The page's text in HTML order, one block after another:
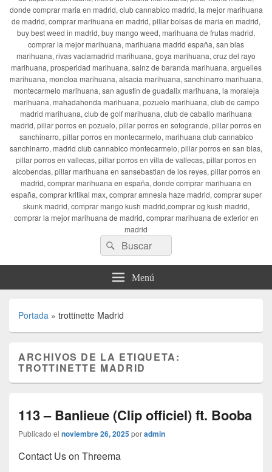
donde comprar maria en madrid, club cannabico madrid, la mejor marihuana
de madrid, comprar marihuana en madrid, pillar bolsas de maria en madrid,
buy best weed in madrid, buy mango weed, marihuana de frutas madrid,
comprar la mejor marihuana, marihuana madrid españa, san blas
marihuana, rivas vaciamadrid marihuana, goya marihuana, cruz del rayo
marihuana, prosperidad marihuana, sainz de baranda marihuana, arguelles
marihuana, moncloa marihuana, alsacia marihuana, sanchinarro marihuana,
montecarmelo marihuana, san agustin de guadalix marihuana, la moraleja
marihuana, mahadahonda marihuana, pozuelo marihuana, club de campo
madrid marihuana, club de golf marihuana, club de caballo marihuana
madrid, pillar porros en pozuelo, pillar porros en sotogrande, pillar porros en
sanchinarro, pillar porros en montecarmelo, marihuana club cannabico
sanchinarro, madrid club cannabico montecarmelo, pillar porros en san blas,
pillar porros en vallecas, pillar porros en villa de vallecas, pillar porros en
alcobendas, pillar marihuana en sansebastian de los reyes, pillar porros en
madrid, comprar marihuana en españa, donde comprar marihuana en
españa, comprar kritikal max, comprar amnesia haze madrid, comprar super
skunk madrid, comprar mango kush madrid,comprar og kush madrid,
comprar la mejor marihuana de madrid, comprar marihuana de exterior en
madrid
Buscar
por:
Buscar
Menú
Portada » trottinette Madrid
ARCHIVOS DE LA ETIQUETA:
TROTTINETTE MADRID
113 – Banlieue (Clip officiel) ft. Booba
Publicado el noviembre 26, 2025poradmin
Contact Us on Threema